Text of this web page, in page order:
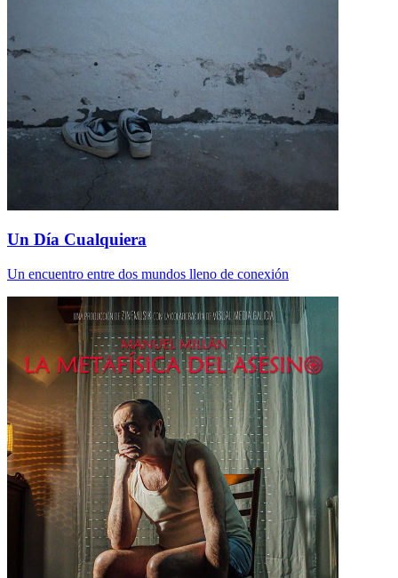
Un Día Cualquiera
Un encuentro entre dos mundos lleno de conexión